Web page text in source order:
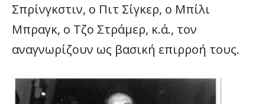
Σπρίνγκστιν, ο Πιτ Σίγκερ, ο Μπίλι
Μπραγκ, ο Τζο Στράμερ, κ.ά., τον
αναγνωρίζουν ως βασική επιρροή τους.